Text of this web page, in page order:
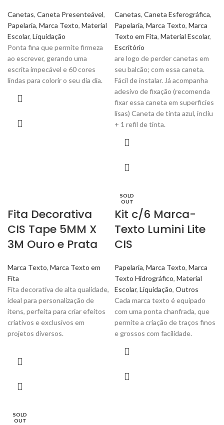
Canetas, Caneta Presenteável,
Papelaria, Marca Texto, Material
Escolar, Liquidação
Ponta fina que permite firmeza
ao escrever, gerando uma
escrita impecável e 60 cores
lindas para colorir o seu dia dia.
Canetas, Caneta Esferográfica,
Papelaria, Marca Texto, Marca
Texto em Fita, Material Escolar,
Escritório
are logo de perder canetas em
seu balcão; com essa caneta.
Fácil de instalar. Já acompanha
adesivo de fixação (recomenda
fixar essa caneta em superficies
lisas) Caneta de tinta azul, incliu
+ 1 refil de tinta.
Fita Decorativa
CIS Tape 5MM X
3M Ouro e Prata
Marca Texto, Marca Texto em
Fita
Fita decorativa de alta qualidade,
ideal para personalização de
itens, perfeita para criar efeitos
criativos e exclusivos em
projetos diversos.
SOLD
OUT
Kit c/6 Marca-
Texto Lumini Lite
CIS
Papelaria, Marca Texto, Marca
Texto Hidrográfico, Material
Escolar, Liquidação, Outros
Cada marca texto é equipado
com uma ponta chanfrada, que
permite a criação de traços finos
e grossos com facilidade.
SOLD
OUT